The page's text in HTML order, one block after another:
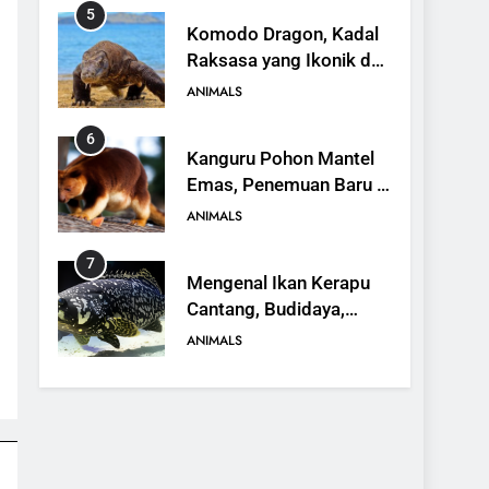
6
Kanguru Pohon Mantel
Emas, Penemuan Baru di
Dunia Satwa
7
Mengenal Ikan Kerapu
Cantang, Budidaya,
Keunggulan, dan Potensi
8
16 Fakta Menarik
tentang Landak